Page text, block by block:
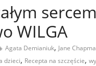
WILGA
Agata Demianiuk, Jane
dzieci, Recepta na szczęście,